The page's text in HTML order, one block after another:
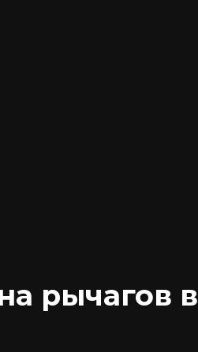
рычагов в